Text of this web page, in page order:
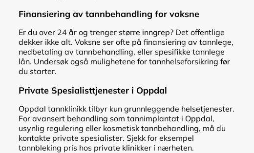
Finansiering av tannbehandling for voksne
Er du over 24 år og trenger større inngrep? Det offentlige
dekker ikke alt. Voksne ser ofte på finansiering av tannlege,
nedbetaling av tannbehandling, eller spesifikke tannlege
lån. Undersøk også mulighetene for tannhelseforsikring før
du starter.
Private Spesialisttjenester i Oppdal
Oppdal tannklinikk tilbyr kun grunnleggende helsetjenester.
For avansert behandling som tannimplantat i Oppdal,
usynlig regulering eller kosmetisk tannbehandling, må du
kontakte private spesialister. Sjekk for eksempel
tannbleking pris hos private klinikker i nærheten.